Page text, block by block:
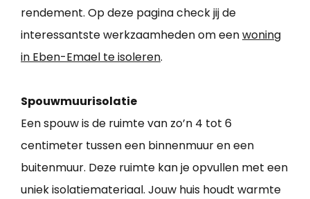
rendement. Op deze pagina check jij de
interessantste werkzaamheden om eenwoning
in Eben-Emael te isoleren.
Spouwmuurisolatie
Een spouw is de ruimte van zo’n 4 tot 6
centimeter tussen een binnenmuur en een
buitenmuur. Deze ruimte kan je opvullen met een
uniek isolatiemateriaal. Jouw huis houdt warmte